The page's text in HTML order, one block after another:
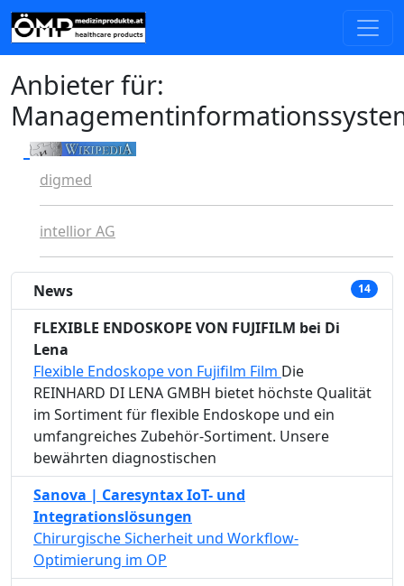
Anbieter für:
digmed
intellior AG
News 14
FLEXIBLE ENDOSKOPE VON FUJIFILM bei Di
Lena
Flexible Endoskope von Fujifilm Film Die
REINHARD DI LENA GMBH bietet höchste Qualität
im Sortiment für flexible Endoskope und ein
umfangreiches Zubehör-Sortiment. Unsere
bewährten diagnostischen
Sanova | Caresyntax IoT- und
Integrationslösungen
Chirurgische Sicherheit und Workflow-
Optimierung im OP